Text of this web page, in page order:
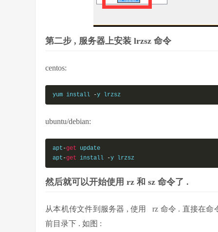
第二步 , 服务器上安装 lrzsz 命令
centos:
yum install -y lrzsz
ubuntu/debian:
apt -get update
apt -get install -y lrzsz
然后就可以开始使用 rz 和 sz 命令了 .
从本机传文件到服务器 , 使用 rz 命令 . 直接在命
前目录下 . 如图 :